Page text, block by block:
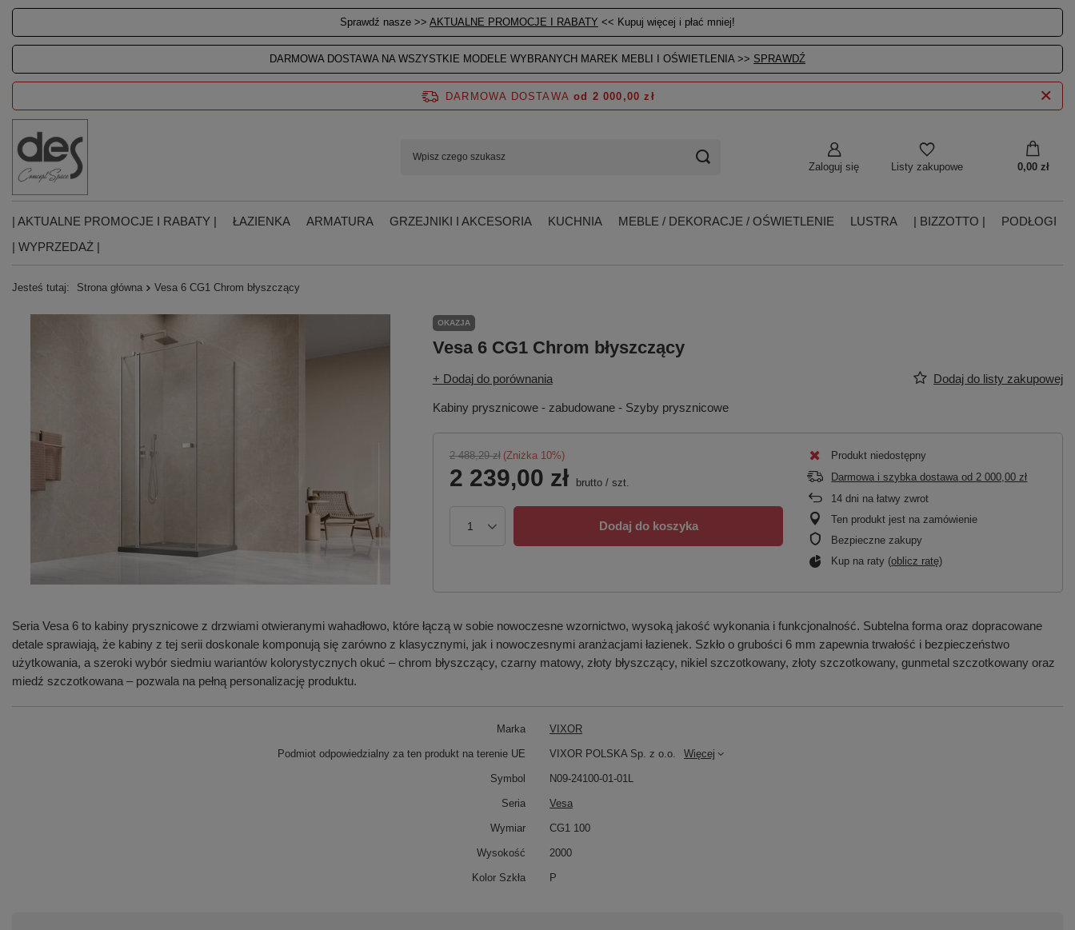
Sprawdź nasze >> AKTUALNE PROMOCJE I RABATY << Kupuj więcej i płać mniej!
DARMOWA DOSTAWA NA WSZYSTKIE MODELE WYBRANYCH MAREK MEBLI I OŚWIETLENIA >> SPRAWDŹ
Zaloguj się Listy zakupowe 0,00 zł
DARMOWA DOSTAWA od 2 000,00 zł
| AKTUALNE PROMOCJE I RABATY | ŁAZIENKA ARMATURA GRZEJNIKI I AKCESORIA KUCHNIA MEBLE / DEKORACJE / OŚWIETLENIE LUSTRA | BIZZOTTO |
PODŁOGI
| WYPRZEDAŻ |
Jesteś tutaj: Strona główna Vesa 6 CG1 Chrom błyszczący
OKAZJA
Vesa 6 CG1 Chrom błyszczący
+ Dodaj do porównania Dodaj do listy zakupowej
Kabiny prysznicowe - zabudowane - Szyby prysznicowe
2 488,29 zł (Zniżka 10%)
2 239,00 zł brutto/ szt.
Dodaj do koszyka
Produkt niedostępny
Darmowa i szybka dostawa od 2 000,00 zł
14 dni na łatwy zwrot
Ten produkt jest na zamówienie
Bezpieczne zakupy
Kup na raty (oblicz ratę)
Seria Vesa 6 to kabiny prysznicowe z drzwiami otwieranymi wahadłowo, które łączą w sobie nowoczesne wzornictwo, wysoką jakość wykonania i funkcjonalność. Subtelna forma oraz dopracowane
detale sprawiają, że kabiny z tej serii doskonale komponują się zarówno z klasycznymi, jak i nowoczesnymi aranżacjami łazienek. Szkło o grubości 6 mm zapewnia trwałość i bezpieczeństwo
użytkowania, a szeroki wybór siedmiu wariantów kolorystycznych okuć – chrom błyszczący, czarny matowy, złoty błyszczący, nikiel szczotkowany, złoty szczotkowany, gunmetal szczotkowany oraz
miedź szczotkowana – pozwala na pełną personalizację produktu.
Marka VIXOR
Podmiot odpowiedzialny za ten produkt na terenie UE VIXOR POLSKA Sp. z o.o. Więcej
Symbol N09-24100-01-01L
Seria Vesa
Wymiar CG1 100
Wysokość 2000
Kolor Szkła P